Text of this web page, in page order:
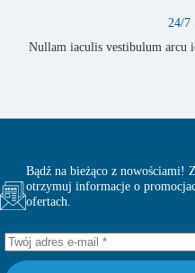
24/7
Nullam iaculis vestibulum arcu
Bądź na bieżąco z nowościami!
otrzymuj informacje o
ofertach.